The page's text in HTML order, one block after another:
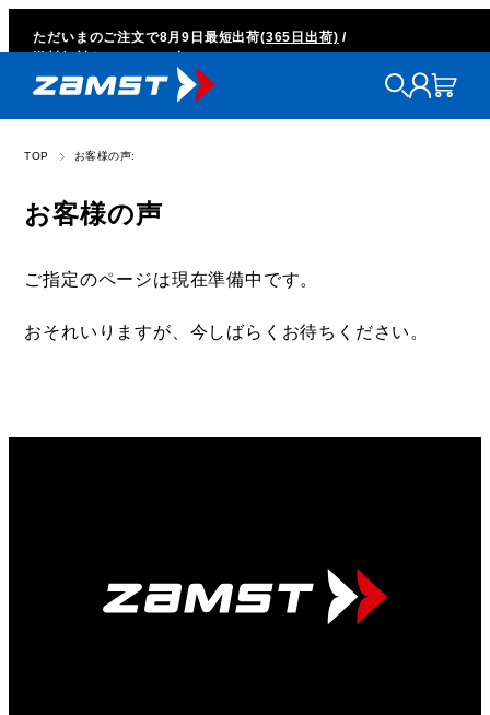
ただいまのご注文で8月9日 最短出荷(365日出荷) /
TOP お客様の声:
お客様の声
ご指定のページは現在準備中です。
おそれいりますが、今しばらくお待ちください。